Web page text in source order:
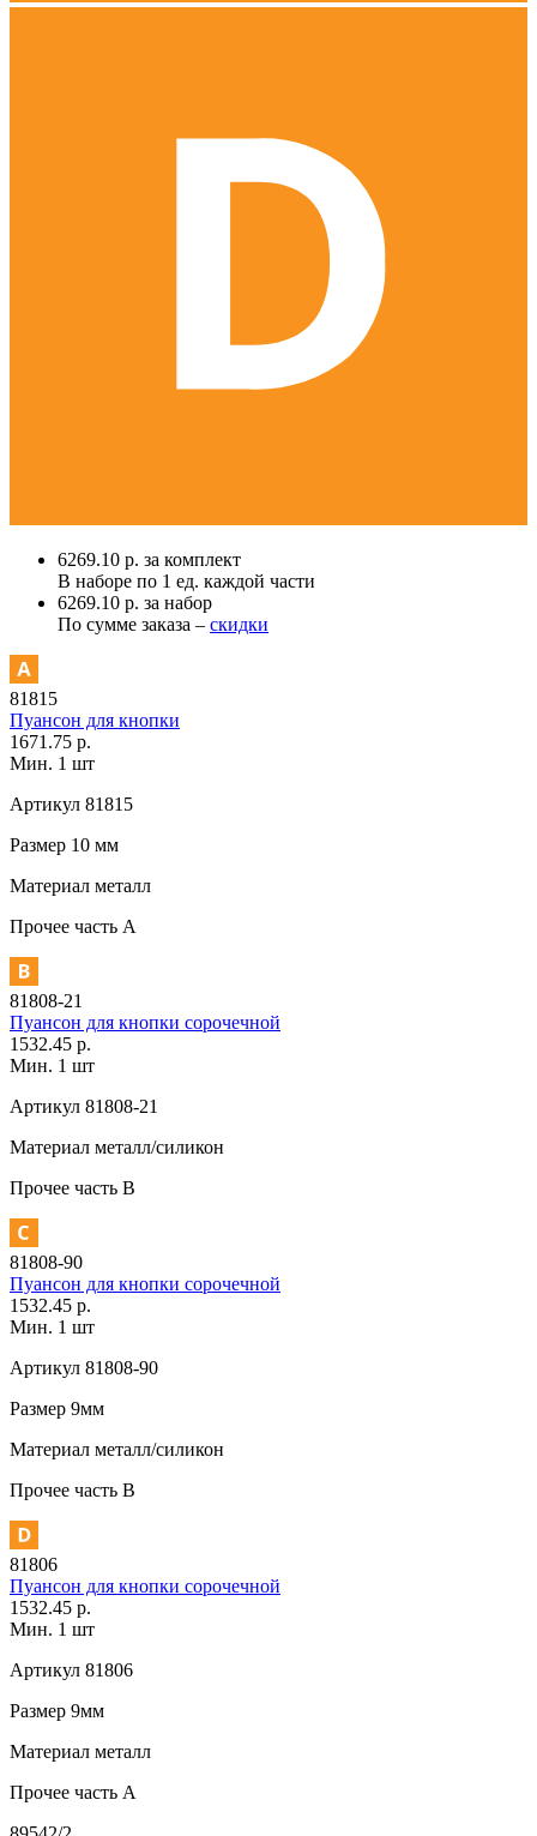
6269.10 р. за комплект
В наборе по 1 ед. каждой части
6269.10 р. за набор
По сумме заказа – скидки
81815
Пуансон для кнопки
1671.75 р.
Мин. 1 шт
Артикул 81815
Размер 10 мм
Материал металл
Прочее часть A
81808-21
Пуансон для кнопки сорочечной
1532.45 р.
Мин. 1 шт
Артикул 81808-21
Материал металл/силикон
Прочее часть В
81808-90
Пуансон для кнопки сорочечной
1532.45 р.
Мин. 1 шт
Артикул 81808-90
Размер 9мм
Материал металл/силикон
Прочее часть В
81806
Пуансон для кнопки сорочечной
1532.45 р.
Мин. 1 шт
Артикул 81806
Размер 9мм
Материал металл
Прочее часть A